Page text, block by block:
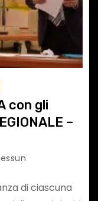
con gli
–
di ciascuna